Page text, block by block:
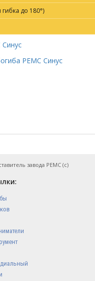
до 180°)
завода РЕМС (с)